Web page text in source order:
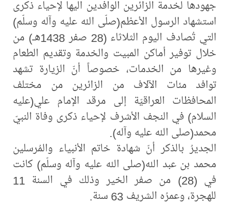
جهودها لخدمة الزائرين الوافدين اليها لإحياء ذكرى
استشهاد الرسول الأعظم(صلّى الله عليه وآله وسلّم)
التي تُصادف اليوم الثلاثاء (28 صفر 1438هـ) من
خلال توفير أماكن المبيت والخدمة وتقديم الطعام
وغيرها من الخدمات، خصوصاً أنّ الزيارة تشهد
توافد مئات الآلاف من الزائرين من مختلف
المحافظات العراقيّة إلى مرقد الإمام علي(عليه
السلام) في النجف الأشرف لإحياء ذكرى وفاة النبيّ
محمد(صلى الله عليه وآله).
الجديرُ بالذكر أنّ شهادة خاتم الأنبياء والمُرسلين
محمد بن عبد الله(صلى الله عليه وآله وسلّم) كانت
في (28) من صفر الخير وذلك في السنة 11
للهجرة، وعمرُه الشريف 63 سنة.